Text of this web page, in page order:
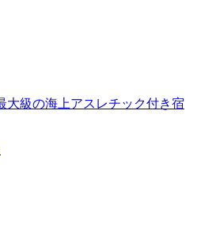
大級の海上アスレチック付き宿